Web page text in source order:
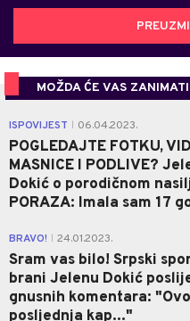
MOŽDA ĆE VAS ZANIMATI
ISPOVIJEST 06.04.2023.
POGLEDAJTE FOTKU,
MASNICE I PODLIVE?
Dokić o porodičnom
PORAZA: Imala sam 17
BRAVO! 24.01.2023.
Sram vas bilo! Srpski
brani Jelenu Dokić
gnusnih komentara:
posljednja kap..."